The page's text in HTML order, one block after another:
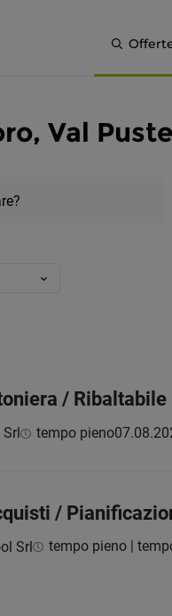
Val
/
Srl tempo pieno
/
Srl tempo pieno |